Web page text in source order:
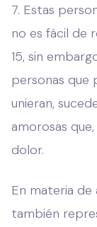
7. Estas
no es fácil de
15, sin
personas que
unieran,
amorosas
dolor.
En materia de
también